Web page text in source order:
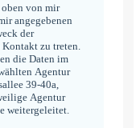
von mir
angegebenen
der
zu treten.
die Daten im
Agentur
39-40a,
Agentur
weitergeleitet.